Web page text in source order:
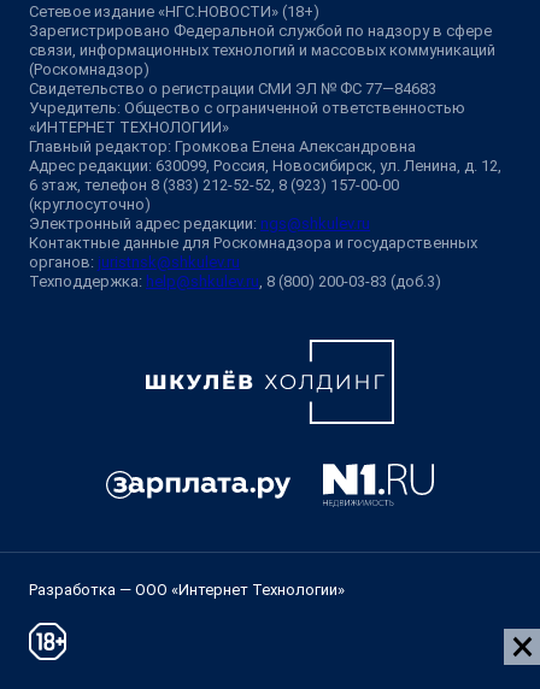
Сетевое издание «НГС.НОВОСТИ» (18+)
Зарегистрировано Федеральной службой по надзору в сфере
связи, информационных технологий и массовых коммуникаций
(Роскомнадзор)
Свидетельство о регистрации СМИ ЭЛ № ФС 77—84683
Учредитель: Общество с ограниченной ответственностью
«ИНТЕРНЕТ ТЕХНОЛОГИИ»
Главный редактор: Громкова Елена Александровна
Адрес редакции: 630099, Россия, Новосибирск, ул. Ленина, д. 12,
6 этаж, телефон 8 (383) 212-52-52, 8 (923) 157-00-00
(круглосуточно)
Электронный адрес редакции: ngs@shkulev.ru
Контактные данные для Роскомнадзора и государственных
органов: juristnsk@shkulev.ru
Техподдержка: help@shkulev.ru , 8 (800) 200-03-83 (доб.3)
Разработка — ООО «Интернет Технологии»